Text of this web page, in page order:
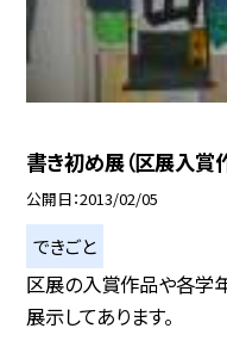
書き初め展（区展入賞
公開日 2013/02/05
できごと
区展の入賞作品や各学
展示してあります。